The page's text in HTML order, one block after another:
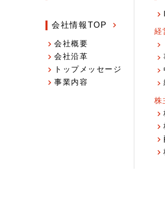
会社情報TOP
会社概要
会社沿革
トップメッセージ
事業内容
経
株